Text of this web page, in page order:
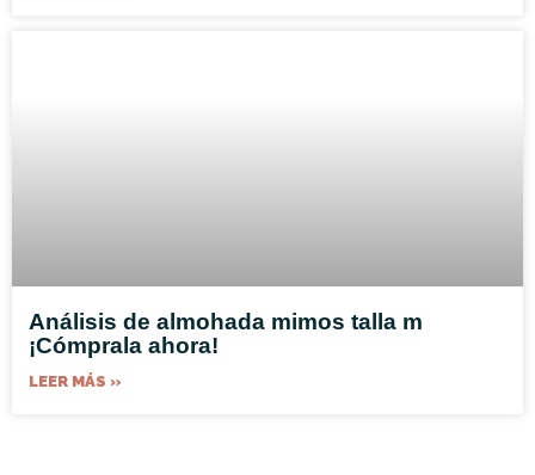
Análisis de almohada mimos talla m
¡Cómprala ahora!
LEER MÁS »